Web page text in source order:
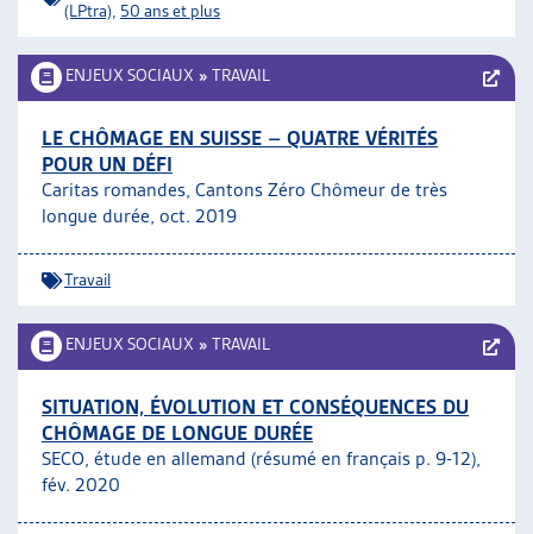
(LPtra) 50 ans et plus
ENJEUX SOCIAUX » TRAVAIL
LE CHÔMAGE EN SUISSE – QUATRE VÉRITÉS
POUR UN DÉFI
Caritas romandes, Cantons Zéro Chômeur de très
longue durée, oct. 2019
Travail
ENJEUX SOCIAUX » TRAVAIL
SITUATION, ÉVOLUTION ET CONSÉQUENCES DU
CHÔMAGE DE LONGUE DURÉE
SECO, étude en allemand (résumé en français p. 9-12),
fév. 2020